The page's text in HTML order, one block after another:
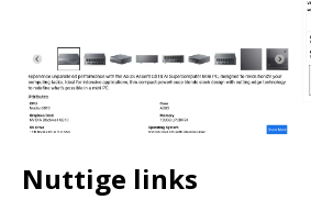
Nuttige links